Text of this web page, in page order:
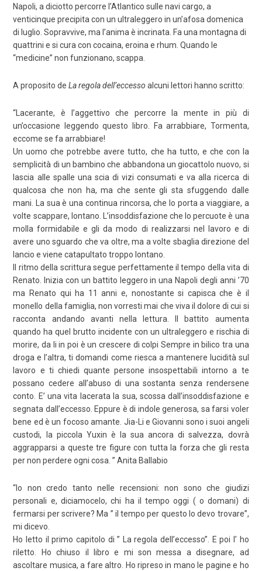
Napoli, a diciotto percorre l’Atlantico sulle navi cargo, a
venticinque precipita con un ultraleggero in un’afosa domenica
di luglio. Sopravvive, ma l’anima è incrinata. Fa una montagna di
quattrini e si cura con cocaina, eroina e rhum. Quando le
“medicine” non funzionano, scappa.
A proposito deLa regola dell’eccessoalcuni lettori hanno scritto:
“Lacerante, è l’aggettivo che percorre la mente in più di
un’occasione leggendo questo libro. Fa arrabbiare, Tormenta,
eccome se fa arrabbiare!
Un uomo che potrebbe avere tutto, che ha tutto, e che con la
semplicità di un bambino che abbandona un giocattolo nuovo, si
lascia alle spalle una scia di vizi consumati e va alla ricerca di
qualcosa che non ha, ma che sente gli sta sfuggendo dalle
mani. La sua è una continua rincorsa, che lo porta a viaggiare, a
volte scappare, lontano. L’insoddisfazione che lo percuote è una
molla formidabile e gli da modo di realizzarsi nel lavoro e di
avere uno sguardo che va oltre, ma a volte sbaglia direzione del
lancio e viene catapultato troppo lontano.
Il ritmo della scrittura segue perfettamente il tempo della vita di
Renato. Inizia con un battito leggero in una Napoli degli anni ’70
ma Renato qui ha 11 anni e, nonostante si capisca che è il
monello della famiglia, non vorresti mai che viva il dolore di cui si
racconta andando avanti nella lettura. Il battito aumenta
quando ha quel brutto incidente con un ultraleggero e rischia di
morire, da li in poi è un crescere di colpi Sempre in bilico tra una
droga e l’altra, ti domandi come riesca a mantenere lucidità sul
lavoro e ti chiedi quante persone insospettabili intorno a te
possano cedere all’abuso di una sostanta senza rendersene
conto. E’ una vita lacerata la sua, scossa dall’insoddisfazione e
segnata dall’eccesso. Eppure è di indole generosa, sa farsi voler
bene ed è un focoso amante. Jia-Li e Giovanni sono i suoi angeli
custodi, la piccola Yuxin è la sua ancora di salvezza, dovrà
aggrapparsi a queste tre figure con tutta la forza che gli resta
per non perdere ogni cosa. ” Anita Ballabio
“Io non credo tanto nelle recensioni: non sono che giudizi
personali e, diciamocelo, chi ha il tempo oggi ( o domani) di
fermarsi per scrivere? Ma ” il tempo per questo lo devo trovare”,
mi dicevo.
Ho letto il primo capitolo di ” La regola dell’eccesso”. E poi l’ ho
riletto. Ho chiuso il libro e mi son messa a disegnare, ad
ascoltare musica, a fare altro. Ho ripreso in mano le pagine e ho